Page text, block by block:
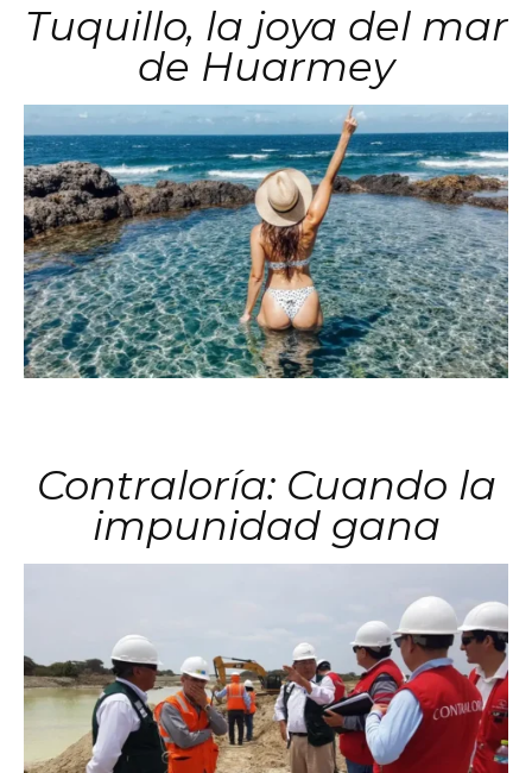
Tuquillo, la joya del mar
de Huarmey
Contraloría: Cuando la
impunidad gana